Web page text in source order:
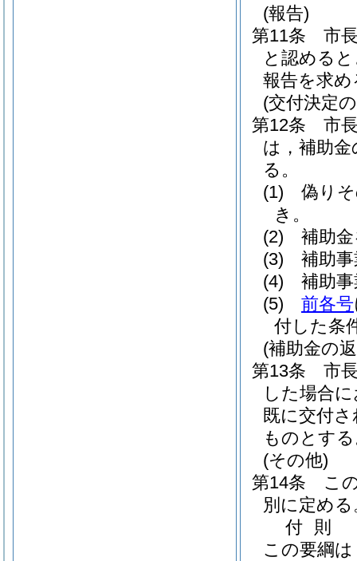
(報告)
第11条
市
と認める
報告を求
(交付決定
第12条
市
は，補助
る。
(1)
偽り
き。
(2)
補助
(3)
補助
(4)
補助
(5)
前各号
付した条
(補助金の
第13条
市
した場合
既に交付
ものとす
(その他)
第14条
こ
別に定める
付 則
この要綱